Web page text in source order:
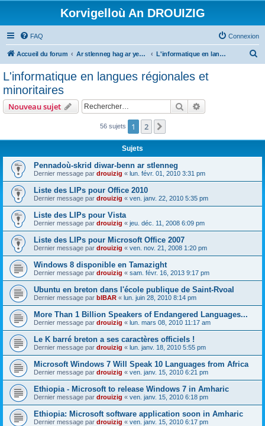
Korvigelloù An DROUIZIG
FAQ Connexion
Accueil du forum Ar stlenneg hag ar yezhoù bihan er bed a-bezh L'informatique en langues régionales et minoritaires
c
r
L'informatique en langues régionales et
minoritaires
Nouveau sujet Rechercher
56 sujets 1 2
Sujets
Pennadoù-skrid diwar-benn ar stlenneg
Dernier message par drouizig « lun. févr. 01, 2010 3:31 pm
Liste des LIPs pour Office 2010
Dernier message par drouizig « ven. janv. 22, 2010 5:35 pm
Liste des LIPs pour Vista
Dernier message par drouizig « jeu. déc. 11, 2008 6:09 pm
Liste des LIPs pour Microsoft Office 2007
Dernier message par drouizig « ven. nov. 21, 2008 1:20 pm
Windows 8 disponible en Tamazight
Dernier message par drouizig « sam. févr. 16, 2013 9:17 pm
Ubuntu en breton dans l'école publique de Saint-Rvoal
Dernier message par bIBAR « lun. juin 28, 2010 8:14 pm
More Than 1 Billion Speakers of Endangered Languages...
Dernier message par drouizig « lun. mars 08, 2010 11:17 am
Le K barré breton a ses caractères officiels !
Dernier message par drouizig « lun. janv. 18, 2010 5:55 pm
Microsoft Windows 7 Will Speak 10 Languages from Africa
Dernier message par drouizig « ven. janv. 15, 2010 6:21 pm
Ethiopia - Microsoft to release Windows 7 in Amharic
Dernier message par drouizig « ven. janv. 15, 2010 6:18 pm
Ethiopia: Microsoft software application soon in Amharic
Dernier message par drouizig « ven. janv. 15, 2010 6:17 pm